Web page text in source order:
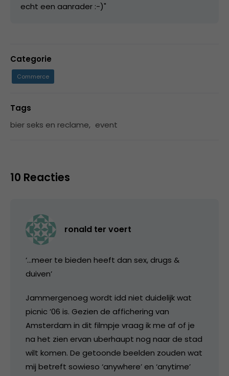
echt een aanrader :-)"
Categorie
Commerce
Tags
bier seks en reclame, event
10 Reacties
ronald ter voert
‘…meer te bieden heeft dan sex, drugs &
duiven’
Jammergenoeg wordt idd niet duidelijk wat
picnic ’06 is. Gezien de affichering van
Amsterdam in dit filmpje vraag ik me af of je
na het zien ervan uberhaupt nog naar de stad
wilt komen. De getoonde beelden zouden wat
mij betreft sowieso ‘anywhere’ en ‘anytime’